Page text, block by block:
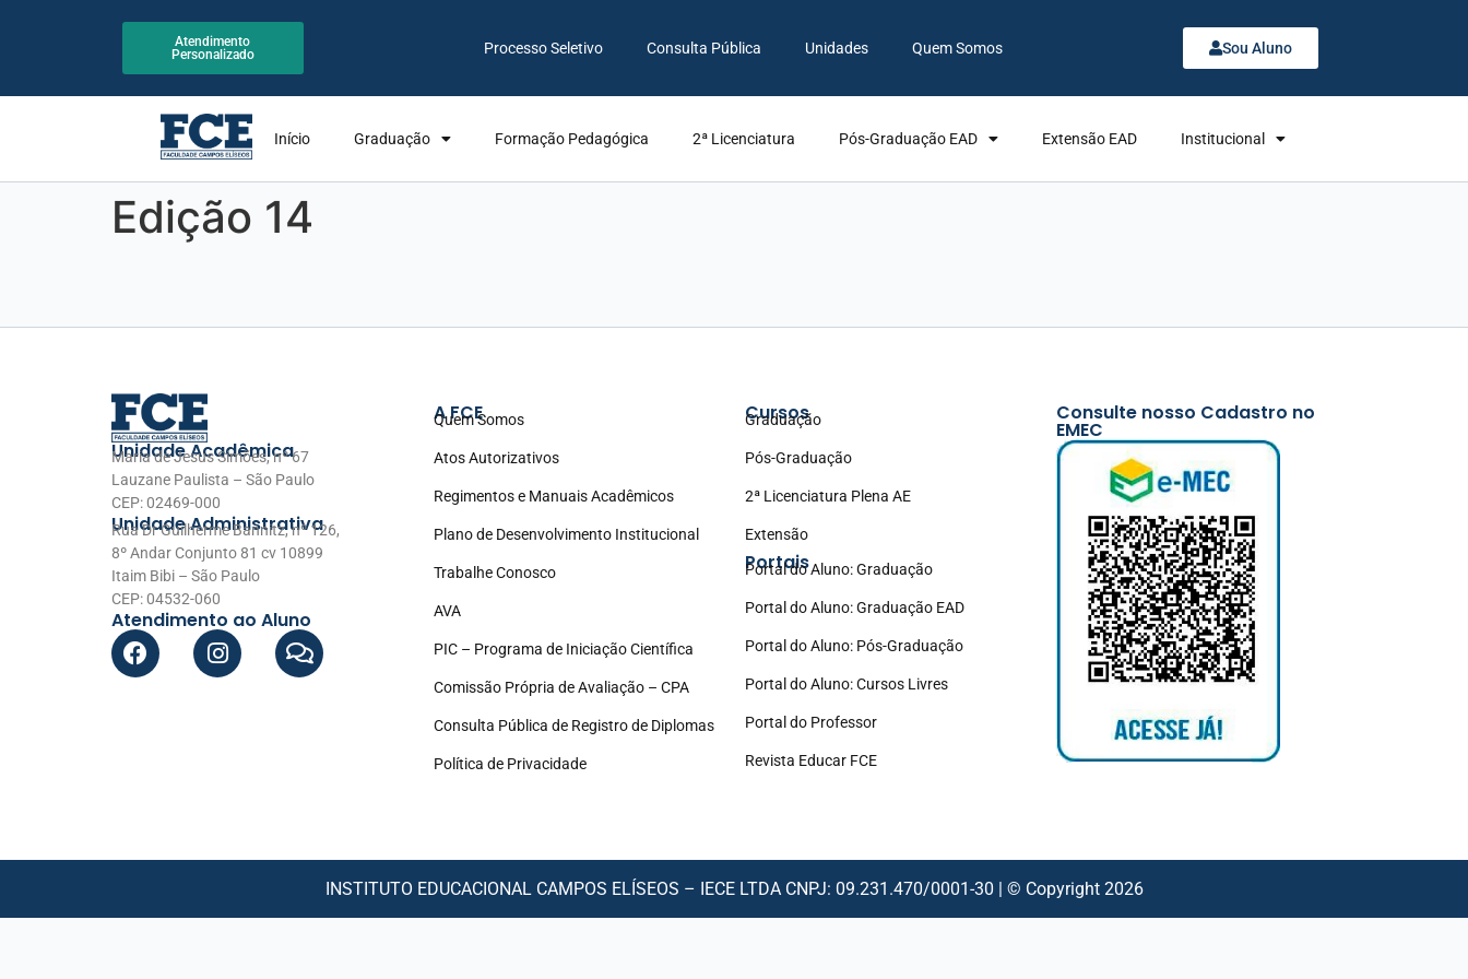
Atendimento
Personalizado
Processo Seletivo Consulta Pública Unidades Quem Somos Sou Aluno
Início Graduação Formação Pedagógica 2ª Licenciatura Pós-Graduação EAD Extensão EAD Institucional
Edição 14
Unidade Acadêmica
Maria de Jesus Simões, nº 67
Lauzane Paulista – São Paulo
CEP: 02469-000
Unidade Administrativa
Rua Dr Guilherme Bannitz, nº 126,
8º Andar Conjunto 81 cv 10899
Itaim Bibi – São Paulo
CEP: 04532-060
Atendimento ao Aluno
A FCE
Quem Somos
Atos Autorizativos
Regimentos e Manuais Acadêmicos
Plano de Desenvolvimento Institucional
Trabalhe Conosco
AVA
PIC – Programa de Iniciação Científica
Comissão Própria de Avaliação – CPA
Consulta Pública de Registro de Diplomas
Política de Privacidade
Cursos
Graduação
Pós-Graduação
2ª Licenciatura Plena AE
Extensão
Portais
Portal do Aluno: Graduação
Portal do Aluno: Graduação EAD
Portal do Aluno: Pós-Graduação
Portal do Aluno: Cursos Livres
Portal do Professor
Revista Educar FCE
Consulte nosso Cadastro no
EMEC
INSTITUTO EDUCACIONAL CAMPOS ELÍSEOS – IECE LTDA CNPJ: 09.231.470/0001-30 | © Copyright 2026